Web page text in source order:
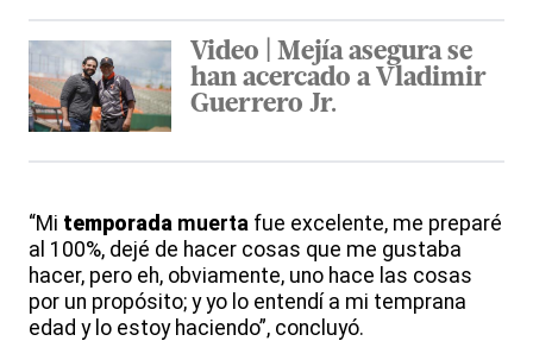
Video | Mejía asegura se
han acercado a Vladimir
Guerrero Jr.
“Mi temporada muerta fue excelente, me preparé
al 100%, dejé de hacer cosas que me gustaba
hacer, pero eh, obviamente, uno hace las cosas
por un propósito; y yo lo entendí a mi temprana
edad y lo estoy haciendo”, concluyó.